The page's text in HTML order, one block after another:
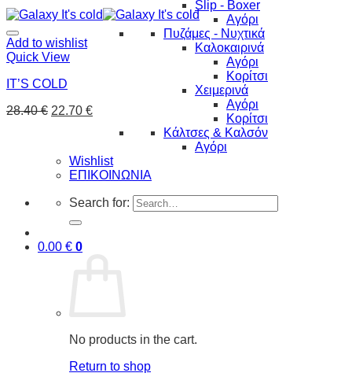
Slip - Boxer
Αγόρι
Πυζάμες - Νυχτικά
Καλοκαιρινά
Αγόρι
Κορίτσι
Χειμερινά
Αγόρι
Κορίτσι
Κάλτσες & Καλσόν
Αγόρι
Wishlist
ΕΠΙΚΟΙΝΩΝΙΑ
Search for:
0.00 € 0
No products in the cart.
Return to shop
Add to wishlist
Quick View
IT’S COLD
28.40€ 22.70 €